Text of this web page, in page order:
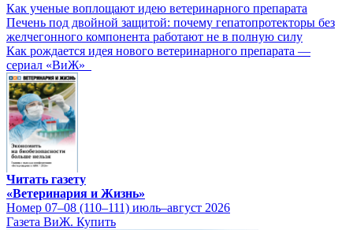
Как ученые воплощают идею ветеринарного препарата
Печень под двойной защитой: почему гепатопротекторы без
желчегонного компонента работают не в полную силу
Как рождается идея нового ветеринарного препарата —
сериал «ВиЖ»
Читать газету
«Ветеринария и Жизнь»
Номер 07–08 (110–111) июль–август 2026
Газета ВиЖ. Купить